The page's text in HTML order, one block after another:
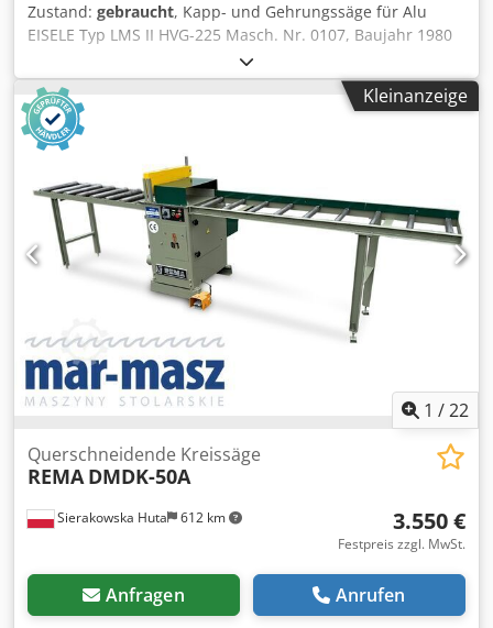
Zustand: gebraucht, Kapp- und Gehrungssäge für Alu
EISELE Typ LMS II HVG-225 Masch. Nr. 0107, Baujahr 1980
Sägebereich 90° = 150 x 100 mm 45° = 120 x 100
Sägeblattdurchmesser max. 400 mm Gehrungsschnitt +/-
45° Sägeblattdrehzahl 1700 / 3400 U/min. Motorleistung
1,4 / 1,9 kW Netzanschluß 380 Volt, 50 Hz Tischgröße vor
dem Anschlagwinkel 580 x 350 mm - Motor Typ RF 1,5 / 4 /
2-7 - Sägeaggregat für Schifterschnitt 45° nach links
neigbar - Maschine mit einem Sägeblatt für Aluminium Ø
400 mm ausgestattet - Schlauch-Anschlußstutzen für
Späneabsaugung Ø 80 mm - stabiler Metallunterbau
Platzbedarf L x B x H 1050 x 1020 x 1700 mm Gewicht 150
kg guter Zustand Crsdezinzrjpfx Aamef
Kleinanzeige
1 /22
Sierakowska Huta 612 km
Querschneidende Kreissäge
REMA DMDK-50A
3.550 €
Festpreis zzgl. MwSt.
Anfragen Anrufen